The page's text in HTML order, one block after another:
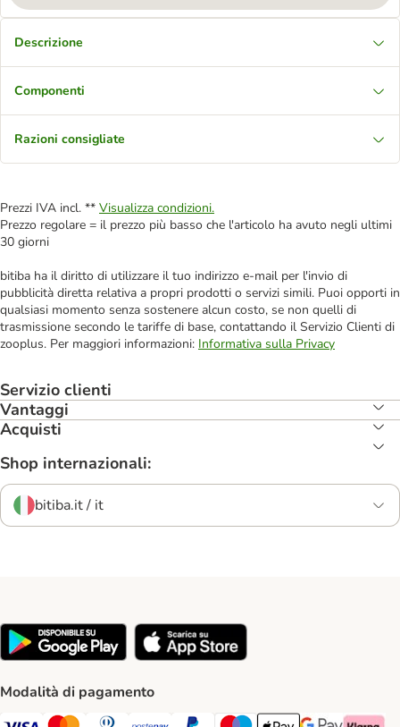
Descrizione
Componenti
Razioni consigliate
Prezzi IVA incl. ** Visualizza condizioni.
Prezzo regolare = il prezzo più basso che l'articolo ha avuto negli ultimi
30 giorni
bitiba ha il diritto di utilizzare il tuo indirizzo e-mail per l'invio di
pubblicità diretta relativa a propri prodotti o servizi simili. Puoi opporti in
qualsiasi momento senza sostenere alcun costo, se non quelli di
trasmissione secondo le tariffe di base, contattando il Servizio Clienti di
zooplus. Per maggiori informazioni: Informativa sulla Privacy
Servizio clienti
Vantaggi
Acquisti
Shop internazionali:
bitiba.it / it
Modalità di pagamento